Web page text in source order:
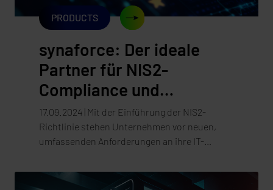
PRODUCTS
synaforce: Der ideale
Partner für NIS2-
Compliance und
Cybersecurity
17.09.2024 | Mit der Einführung der NIS2-
Richtlinie stehen Unternehmen vor neuen,
umfassenden Anforderungen an ihre IT-
Organisationen, insbesondere in kritischen
Sektoren, höhere Sicherheitsstandards